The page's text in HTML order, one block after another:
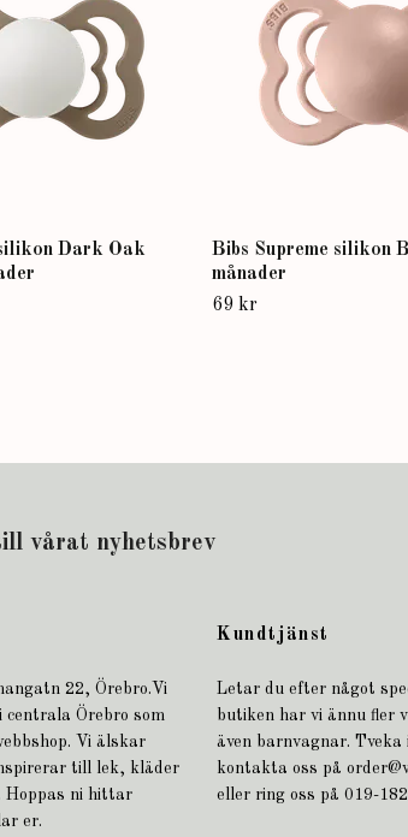
Dark Oak
Bibs Supreme silikon
månader
69 kr
vårat nyhetsbrev
22, Örebro.Vi
Örebro som
Vi älskar
till lek, kläder
Hoppas ni hittar
er.
Kundtjänst
Letar du efter något
butiken har vi ännu fler
även barnvagnar.
kontakta oss på
eller ring oss på 019-